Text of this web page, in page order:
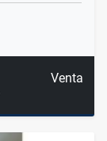
Venta